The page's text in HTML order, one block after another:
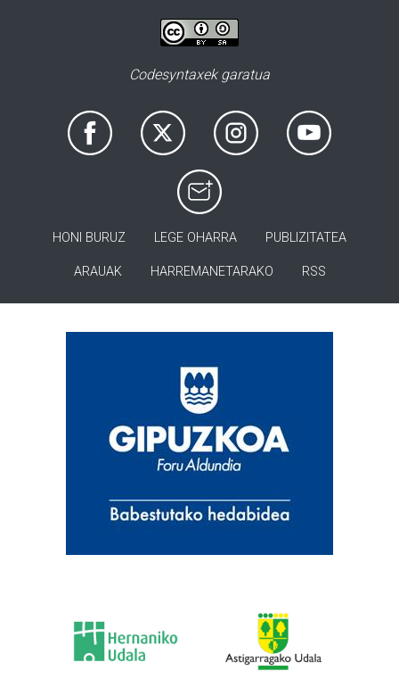
Codesyntaxek garatua
HONI BURUZ LEGE OHARRA PUBLIZITATEA
ARAUAK HARREMANETARAKO RSS